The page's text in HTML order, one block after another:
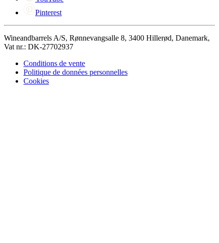
Pinterest
Wineandbarrels A/S, Rønnevangsalle 8, 3400 Hillerød, Danemark,
Vat nr.: DK-27702937
Conditions de vente
Politique de données personnelles
Cookies